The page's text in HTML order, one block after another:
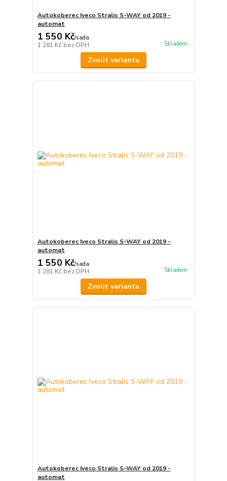
Autokoberec Iveco Stralis S-WAY od 2019 -
automat
1 550 Kč/sada
1 281 Kč bez DPH Skladem
Zvolit variantu
Autokoberec Iveco Stralis S-WAY od 2019 -
automat
1 550 Kč/sada
1 281 Kč bez DPH Skladem
Zvolit variantu
Autokoberec Iveco Stralis S-WAY od 2019 -
automat